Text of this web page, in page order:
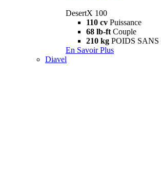
DesertX 100
110 cv Puissance
68 lb-ft Couple
210 kg POIDS
En Savoir Plus
Diavel